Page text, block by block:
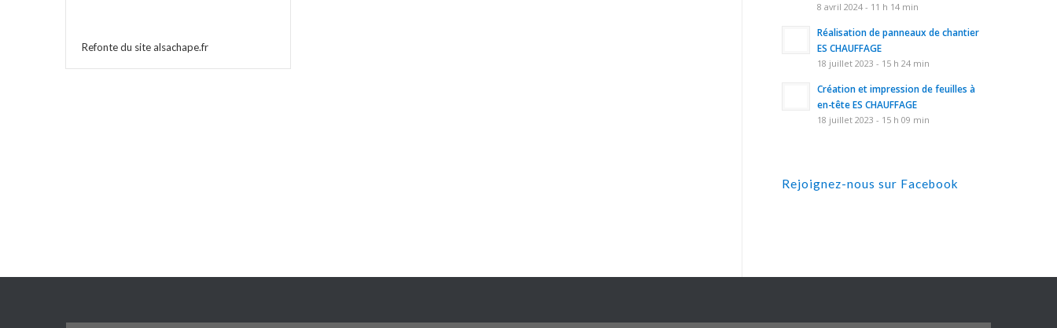
Refonte du site alsachape.fr
8 avril 2024 - 11 h 14 min
Réalisation de panneaux de chantier
ES CHAUFFAGE
18 juillet 2023 - 15 h 24 min
Création et impression de feuilles à
en-tête ES CHAUFFAGE
18 juillet 2023 - 15 h 09 min
Rejoignez-nous sur Facebook